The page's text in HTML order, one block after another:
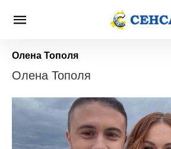
Олена Тополя
Олена Тополя